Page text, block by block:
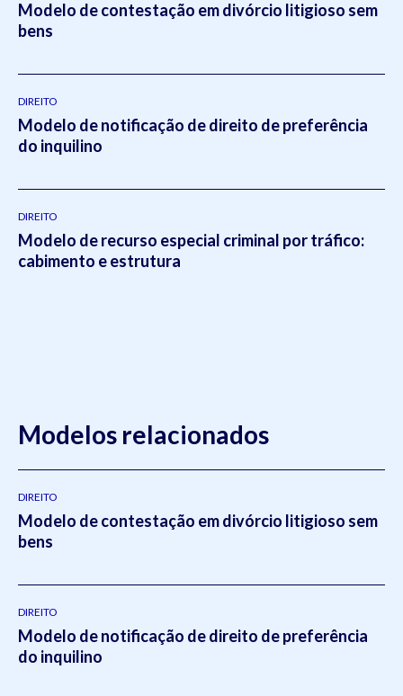
Modelo de contestação em divórcio litigioso sem
bens
DIREITO
Modelo de notificação de direito de preferência
do inquilino
DIREITO
Modelo de recurso especial criminal por tráfico:
cabimento e estrutura
Modelos relacionados
DIREITO
Modelo de contestação em divórcio litigioso sem
bens
DIREITO
Modelo de notificação de direito de preferência
do inquilino